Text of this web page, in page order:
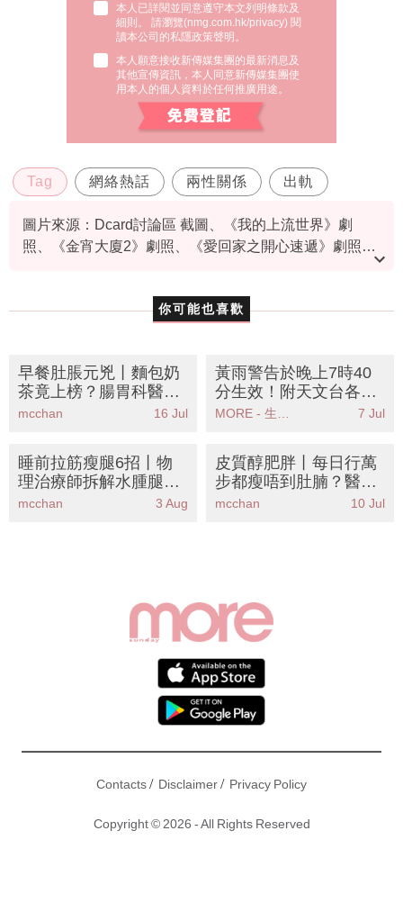
本人已詳閱並同意遵守本文列明條款及
細則。 請瀏覽(nmg.com.hk/privacy) 閱
讀本公司的私隱政策聲明。
本人願意接收新傳媒集團的最新消息及
其他宣傳資訊，本人同意新傳媒集團使
用本人的個人資料於任何推廣用途。
Tag 網絡熱話 兩性關係 出軌
圖片來源：Dcard討論區 截圖、《我的上流世界》劇
照、《金宵大廈2》劇照、《愛回家之開心速遞》劇照、
你可能也喜歡
早餐肚脹元兇丨麵包奶
茶竟上榜？腸胃科醫生
拆解8大脹氣食物＋防
mcchan 16 Jul
黃雨警告於晚上7時40
分生效！附天文台各區
雨量分佈圖
7 Jul
睡前拉筋瘦腿6招丨物
理治療師拆解水腫腿迷
思
mcchan 3 Aug
皮質醇肥胖丨每日行萬
步都瘦唔到肚腩？醫生
教你8大降皮質醇食物K
mcchan 10 Jul
Contacts/ Disclaimer/ Privacy Policy
Copyright © 2026 - All Rights Reserved